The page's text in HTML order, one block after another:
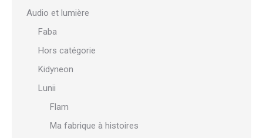
Audio et lumière
Faba
Hors catégorie
Kidyneon
Lunii
Flam
Ma fabrique à histoires